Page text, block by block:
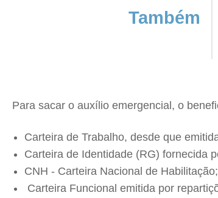
Também
Para sacar o auxílio emergencial, o
Carteira de Trabalho, desde que
Carteira de Identidade (RG) fornecida
CNH - Carteira Nacional de Habilitação;
Carteira Funcional emitida por